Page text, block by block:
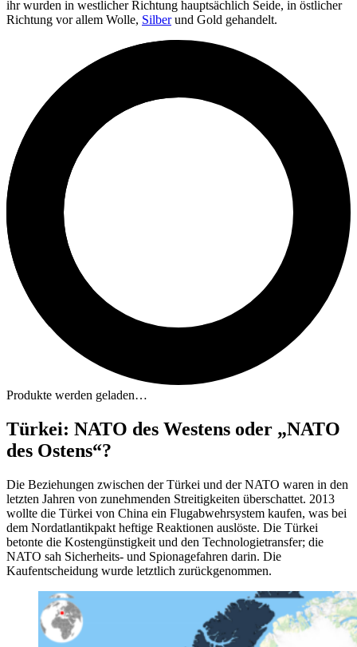
ihr wurden in westlicher Richtung hauptsächlich Seide, in östlicher
Richtung vor allem Wolle, Silberund Gold gehandelt.
Produkte werden geladen…
Türkei: NATO des Westens oder „NATO
des Ostens“?
Die Beziehungen zwischen der Türkei und der NATO waren in den
letzten Jahren von zunehmenden Streitigkeiten überschattet. 2013
wollte die Türkei von China ein Flugabwehrsystem kaufen, was bei
dem Nordatlantikpakt heftige Reaktionen auslöste. Die Türkei
betonte die Kostengünstigkeit und den Technologietransfer; die
NATO sah Sicherheits- und Spionagefahren darin. Die
Kaufentscheidung wurde letztlich zurückgenommen.